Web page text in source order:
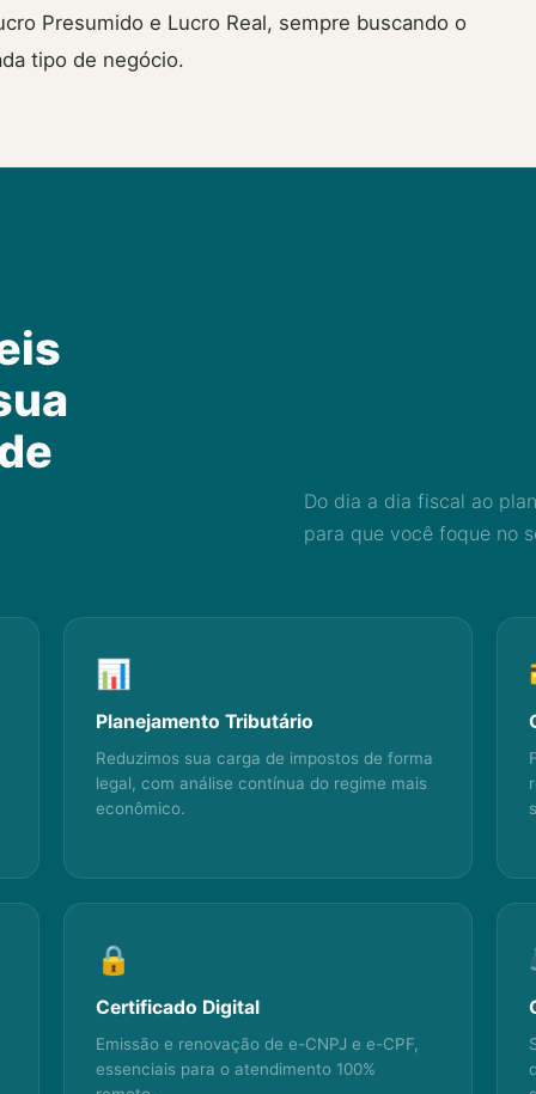
Presumido e Lucro Real, sempre buscando o
tipo de negócio.
Do dia a dia fiscal ao
para que você foque no
📊
Planejamento Tributário
Reduzimos sua carga de impostos de forma
legal, com análise contínua do regime mais
econômico.
🔒
Certificado Digital
Emissão e renovação de e-CNPJ e e-CPF,
essenciais para o atendimento 100%